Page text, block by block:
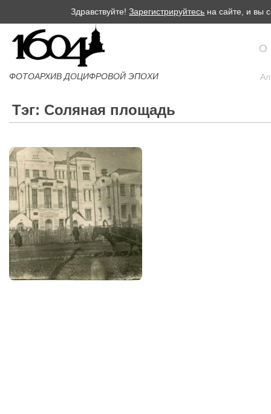
Здравствуйте!Зарегистрируйтесь на сайте, и вы
ФОТОАРХИВ ДОЦИФРОВОЙ ЭПОХИ
О
Тэг: Соляная площадь